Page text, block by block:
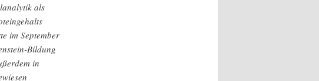
als
im September
Bildung
in